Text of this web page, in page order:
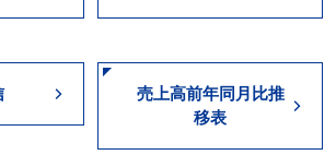
売上高前年同月比推
移表